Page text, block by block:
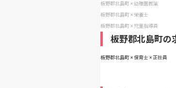
板野郡北島町 × 幼稚園教諭
板野郡北島町 × 栄養士
板野郡北島町 × 児童指導員
板野郡北島町の
板野郡北島町 × 保育士 × 正社員